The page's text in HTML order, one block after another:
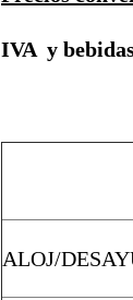
IVA y
ALOJ/